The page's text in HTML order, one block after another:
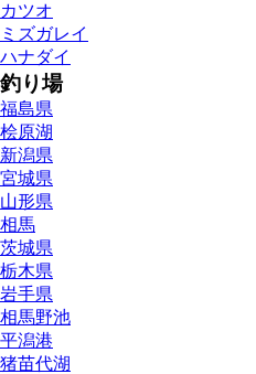
カツオ
ミズガレイ
ハナダイ
釣り場
福島県
桧原湖
新潟県
宮城県
山形県
相馬
茨城県
栃木県
岩手県
相馬野池
平潟港
猪苗代湖